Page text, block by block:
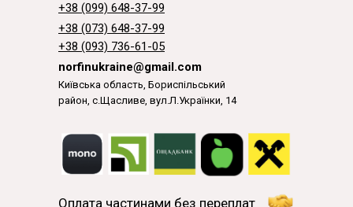
Київська область, Бориспільський
район, с.Щасливе, вул.Л.Українки, 14
+38 (099) 648-37-99
norfinukraine@gmail.com
+38 (073) 648-37-99
+38 (093) 736-61-05
Оплата частинами без переплат